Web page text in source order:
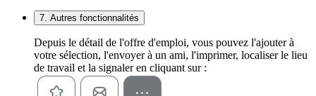
7. Autres fonctionnalités
Depuis le détail de l'offre d'emploi, vous pouvez l'ajouter à
votre sélection, l'envoyer à un ami, l'imprimer, localiser le lieu
de travail et la signaler en cliquant sur :